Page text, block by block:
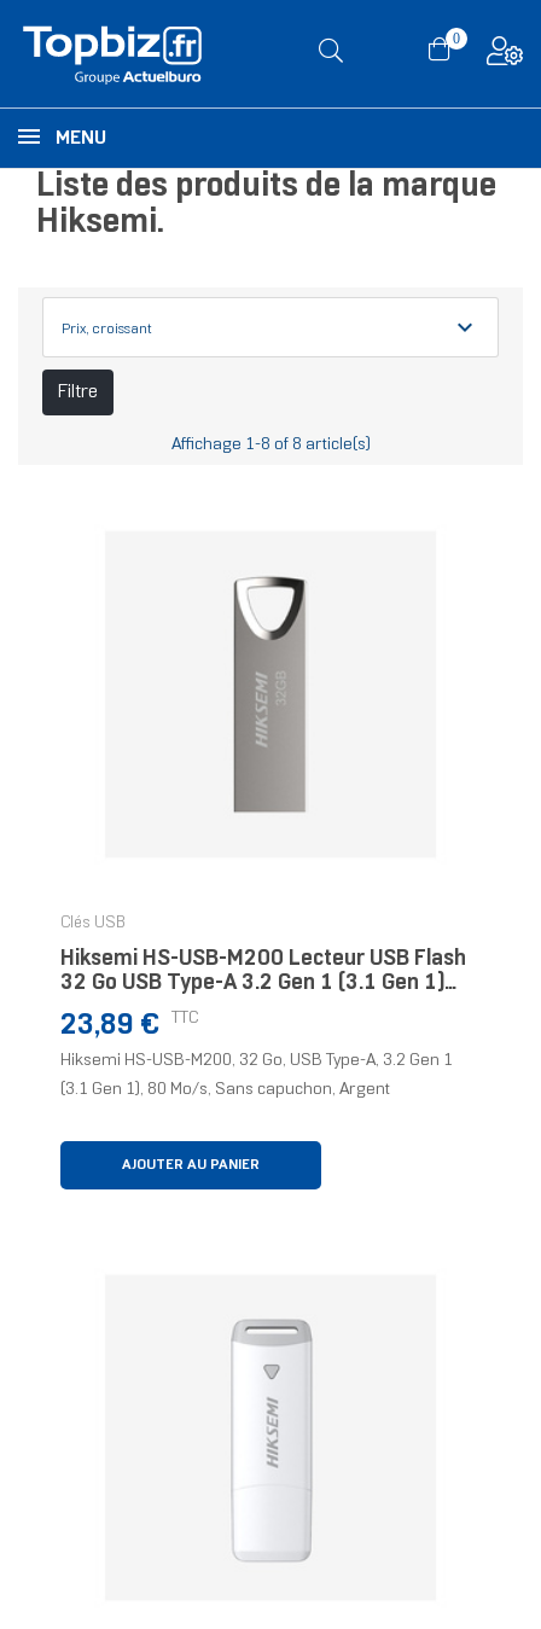
0
MENU
Liste des produits de la marque
Hiksemi.
Prix, croissant expand_more
Filtre
Affichage 1-8 of 8 article(s)
Clés USB
Hiksemi HS-USB-M200 Lecteur USB Flash
32 Go USB Type-A 3.2 Gen 1 (3.1 Gen 1)
Prix
23,89 € TTC
Hiksemi HS-USB-M200, 32 Go, USB Type-A, 3.2 Gen 1
(3.1 Gen 1), 80 Mo/s, Sans capuchon, Argent
AJOUTER AU PANIER